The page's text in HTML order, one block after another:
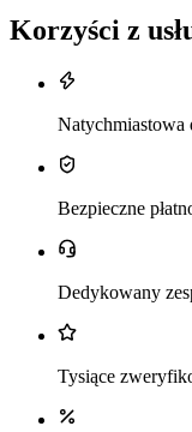
Korzyści z
Natychmiastowa
Bezpieczne
Dedykowany
Tysiące